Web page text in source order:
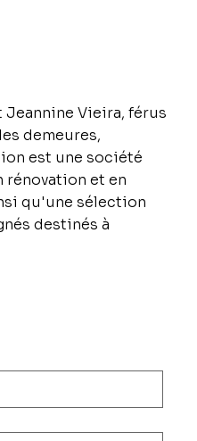
Jeannine Vieira, férus
demeures,
est une société
et en
qu'une sélection
destinés à